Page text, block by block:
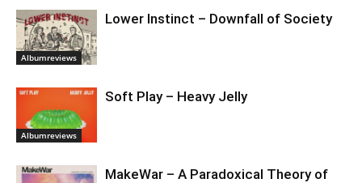
Albumreviews
Lower Instinct – Downfall of Society
Albumreviews
Soft Play – Heavy Jelly
MakeWar – A Paradoxical Theory of